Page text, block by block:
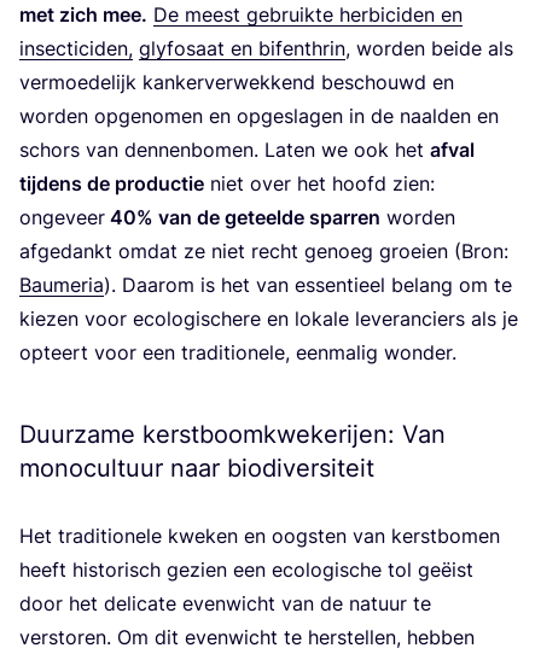
met zich mee. De meest gebruik­te her­bi­ci­den en
insec­ti­ci­den, gly­fo­saat en bifen­thrin, wor­den bei­de als
ver­moe­de­lijk kan­ker­ver­wek­kend beschouwd en
wor­den opge­no­men en opge­sla­gen in de naal­den en
schors van den­nen­bo­men. Laten we ook het afval
tij­dens de pro­duc­tie niet over het hoofd zien:
onge­veer 40% van de geteel­de spar­ren wor­den
afge­dankt omdat ze niet recht genoeg groei­en (Bron:
Bau­me­ria). Daar­om is het van essen­ti­eel belang om te
kie­zen voor eco­lo­gi­sche­re en loka­le leve­ran­ciers als je
opteert voor een tra­di­ti­o­ne­le, een­ma­lig wonder.
Duurzame kerstboomkwekerijen: Van
monocultuur naar biodiversiteit
Het tra­di­ti­o­ne­le kwe­ken en oog­sten van kerst­bo­men
heeft his­to­risch gezien een eco­lo­gi­sche tol geëist
door het deli­ca­te even­wicht van de natuur te
ver­sto­ren. Om dit even­wicht te her­stel­len, heb­ben